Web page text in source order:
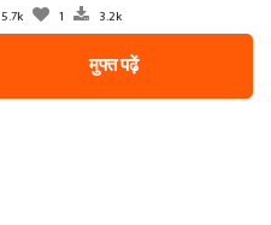
5.7k 1 3.2k
मुफ्त पढ़ें